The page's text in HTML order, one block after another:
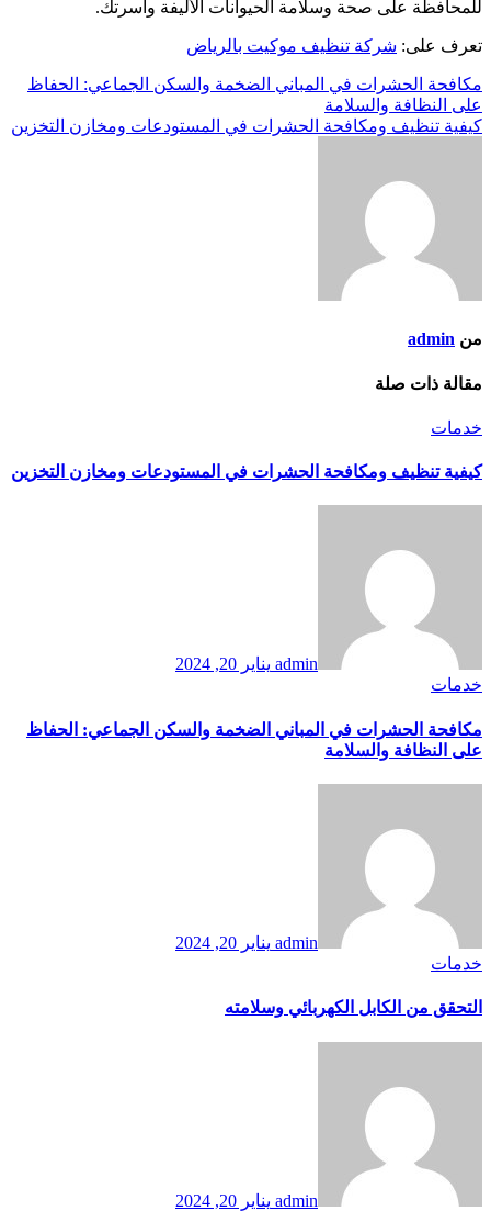
للمحافظة على صحة وسلامة الحيوانات الأليفة وأسرتك.
تعرف على: شركة تنظيف موكيت بالرياض
تصفّح
المقالات
مكافحة الحشرات في المباني الضخمة والسكن الجماعي: الحفاظ
على النظافة والسلامة
كيفية تنظيف ومكافحة الحشرات في المستودعات ومخازن التخزين
من admin
مقالة ذات صلة
خدمات
كيفية تنظيف ومكافحة الحشرات في المستودعات ومخازن التخزين
admin يناير 20, 2024
خدمات
مكافحة الحشرات في المباني الضخمة والسكن الجماعي: الحفاظ
على النظافة والسلامة
admin يناير 20, 2024
خدمات
التحقق من الكابل الكهربائي وسلامته
admin يناير 20, 2024